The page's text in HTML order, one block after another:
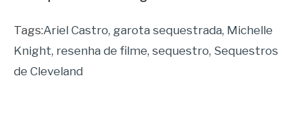
Tags:Ariel Castro, garota sequestrada, Michelle
Knight, resenha de filme, sequestro, Sequestros
de Cleveland